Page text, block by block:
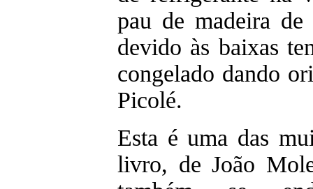
pau de madeira
devido às baixas
congelado dando
Picolé.
Esta é uma das
livro, de João